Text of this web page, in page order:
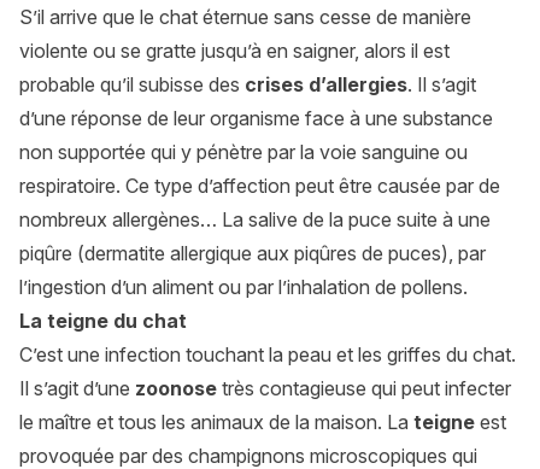
S’il arrive que le chat éternue sans cesse de manière
violente ou se gratte jusqu’à en saigner, alors il est
probable qu’il subisse des crises d’allergies. Il s’agit
d’une réponse de leur organisme face à une substance
non supportée qui y pénètre par la voie sanguine ou
respiratoire. Ce type d’affection peut être causée par de
nombreux allergènes… La salive de la puce suite à une
piqûre (dermatite allergique aux piqûres de puces), par
l’ingestion d’un aliment ou par l’inhalation de pollens.
La teigne du chat
C’est une infection touchant la peau et les griffes du chat.
Il s’agit d’une zoonose très contagieuse qui peut infecter
le maître et tous les animaux de la maison. La teigne est
provoquée par des champignons microscopiques qui